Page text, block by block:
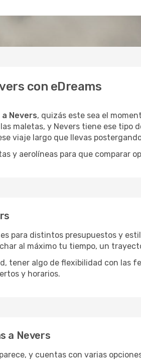
con eDreams
Nevers, quizás este sea el
maletas, y Nevers tiene ese tipo
viaje largo que llevas
y aerolíneas para que comparar
para distintos presupuestos y
al máximo tu tiempo, un
tener algo de flexibilidad con las
y horarios.
a Nevers
y cuentas con varias